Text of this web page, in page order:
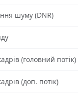
шуму (DNR)
(головний потік)
(доп. потік)